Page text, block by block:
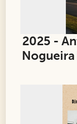
2025 -
Nogueira